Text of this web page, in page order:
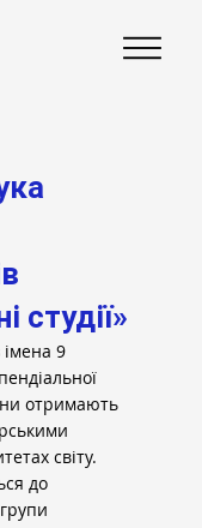
студії»
9
отримають
світу.
до